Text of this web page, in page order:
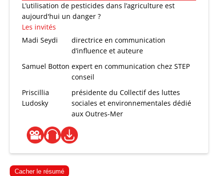
L’utilisation de pesticides dans l’agriculture est
aujourd'hui un danger ?
Les invités
Madi Seydi
directrice en communication
d’influence et auteure
Samuel Botton expert en communication chez STEP
conseil
Priscillia
Ludosky
présidente du Collectif des luttes
sociales et environnementales dédié
aux Outres-Mer
Cacher le résumé